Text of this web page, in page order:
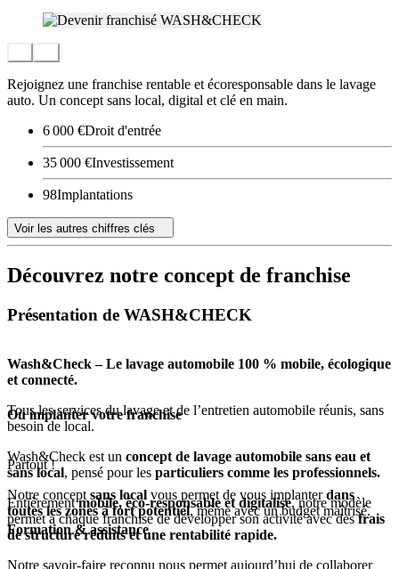
Rejoignez une franchise rentable et écoresponsable dans le lavage
auto. Un concept sans local, digital et clé en main.
6 000 €Droit d'entrée
35 000 €Investissement
98Implantations
Voir les autres chiffres clés
Découvrez notre concept de franchise
Présentation de WASH&CHECK
Wash&Check – Le lavage automobile 100 % mobile, écologique
et connecté.
Tous les services du lavage et de l’entretien automobile réunis, sans
besoin de local.
Wash&Check est un concept de lavage automobile sans eau et
sans local, pensé pour les particuliers comme les professionnels.
Entièrementmobile, éco-responsable et digitalisé, notre modèle
permet à chaque franchisé de développer son activité avec desfrais
de structure réduits et une rentabilité rapide.
Notre savoir-faire reconnu nous permet aujourd’hui de collaborer
Où implanter votre franchise
Partout !
Notre concept sans local vous permet de vous implanterdans
toutes les zones à fort potentiel, même avec un budget maîtrisé.
Formation & assistance